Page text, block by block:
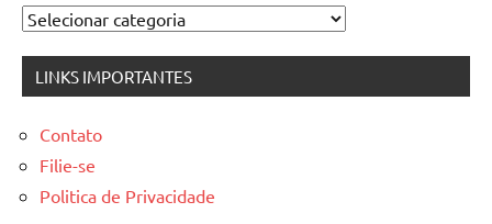
Categorias
LINKS IMPORTANTES
Contato
Filie-se
Politica de Privacidade